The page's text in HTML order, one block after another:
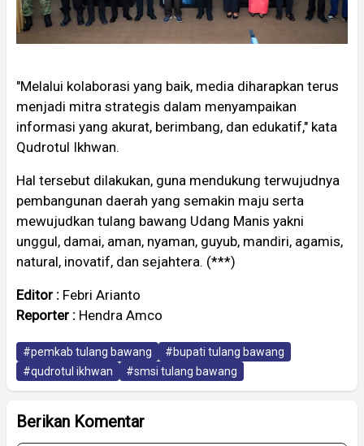
"Melalui kolaborasi yang baik, media diharapkan terus
menjadi mitra strategis dalam menyampaikan
informasi yang akurat, berimbang, dan edukatif," kata
Qudrotul Ikhwan.
Hal tersebut dilakukan, guna mendukung terwujudnya
pembangunan daerah yang semakin maju serta
mewujudkan tulang bawang Udang Manis yakni
unggul, damai, aman, nyaman, guyub, mandiri, agamis,
natural, inovatif, dan sejahtera. (***)
Editor : Febri Arianto
Reporter : Hendra Amco
#pemkab tulang bawang
#bupati tulang bawang
#qudrotul ikhwan
#smsi tulang bawang
Berikan Komentar